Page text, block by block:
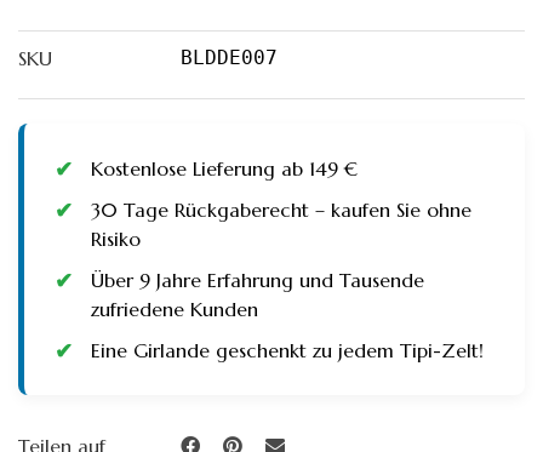
SKU BLDDE007
Kostenlose Lieferung ab 149 €
30 Tage Rückgaberecht – kaufen Sie ohne
Risiko
Über 9 Jahre Erfahrung und Tausende
zufriedene Kunden
Eine Girlande geschenkt zu jedem Tipi-Zelt!
Teilen auf